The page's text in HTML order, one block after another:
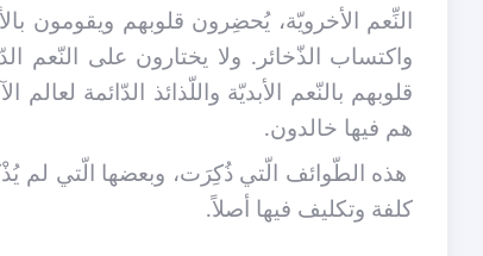
النِّعم الأخرويّة، يُحضِرون قلوبهم ويقومون
واكتساب الذّخائر. ولا يختارون على النّعم
قلوبهم بالنّعم الأبديّة واللّذائذ الدّائمة
هم فيها خالدون.
هذه الطّوائف الّتي ذُكِرَت، وبعضها الّتي لم
كلفة وتكليف فيها أصلاً.